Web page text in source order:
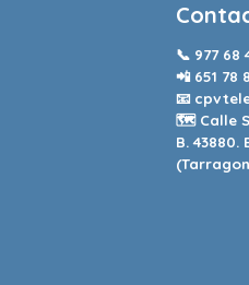
📞 977 68
📲 651 78
📧
🗺️ Calle
B. 43880.